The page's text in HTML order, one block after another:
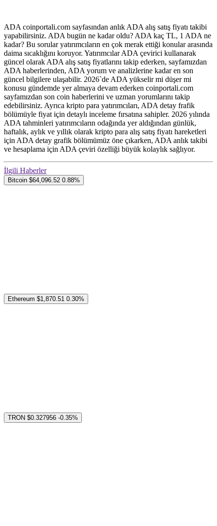
ADA coinportali.com sayfasından anlık ADA alış satış fiyatı takibi
yapabilirsiniz. ADA bugün ne kadar oldu? ADA kaç TL, 1 ADA ne
kadar? Bu sorular yatırımcıların en çok merak ettiği konular arasında
daima sıcaklığını koruyor. Yatırımcılar ADA çevirici kullanarak
güncel olarak ADA alış satış fiyatlarını takip ederken, sayfamızdan
ADA haberlerinden, ADA yorum ve analizlerine kadar en son
güncel bilgilere ulaşabilir. 2026`de ADA yükselir mi düşer mi
konusu gündemde yer almaya devam ederken coinportali.com
sayfamızdan son coin haberlerini ve uzman yorumlarını takip
edebilirsiniz. Ayrıca kripto para yatırımcıları, ADA detay frafik
bölümüyle fiyat için detaylı inceleme fırsatına sahipler. 2026 yılında
ADA tahminleri yatırımcıların odağında yer aldığından günlük,
haftalık, aylık ve yıllık olarak kripto para alış satış fiyatı hareketleri
için ADA detay grafik bölümümüz öne çıkarken, ADA anlık takibi
ve hesaplama için ADA çeviri özelliği büyük kolaylık sağlıyor.
İlgili Haberler
Bitcoin $64,096.52 0.88%
Ethereum $1,870.51 0.30%
TRON $0.327956 -0.35%